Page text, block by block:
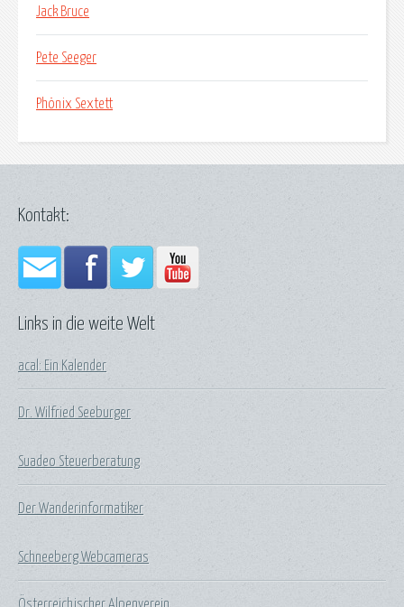
Jack Bruce
Pete Seeger
Phönix Sextett
Links in die weite Welt
acal: Ein Kalender
Dr. Wilfried Seeburger
Suadeo Steuerberatung
Der Wanderinformatiker
Schneeberg Webcameras
Kontakt: